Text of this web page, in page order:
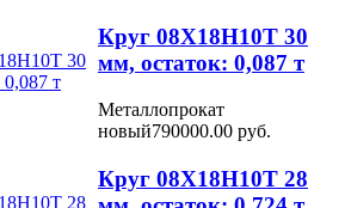
Круг 08Х18Н10Т 30
мм, остаток: 0,087 т
Металлопрокат
новый790000.00 руб.
Круг 08Х18Н10Т 28